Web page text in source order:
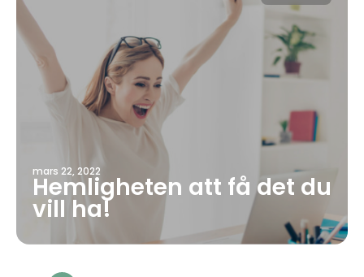
mars 22, 2022
Hemligheten att få det du
vill ha!